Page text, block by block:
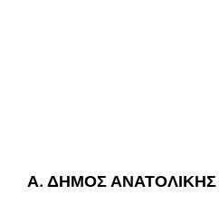
Α. ΔΗΜΟΣ